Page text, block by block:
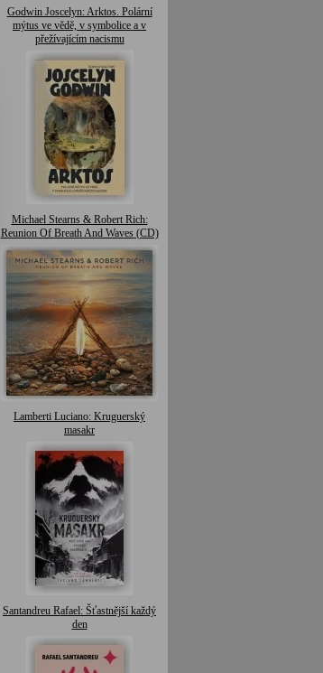
Godwin Joscelyn: Arktos. Polární
mýtus ve vědě, v symbolice a v
přežívajícím nacismu
Michael Stearns & Robert Rich:
Reunion Of Breath And Waves (CD)
Lamberti Luciano: Kruguerský
masakr
Santandreu Rafael: Šťastnější každý
den